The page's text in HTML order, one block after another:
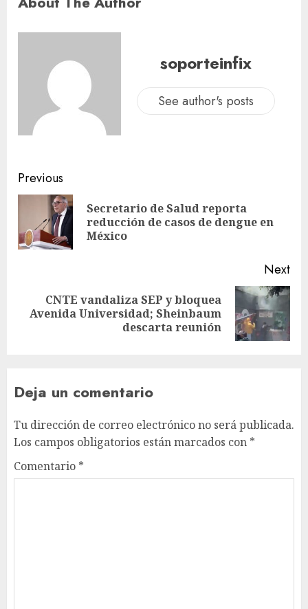
soporteinfix
See author's posts
Previous
Secretario de Salud reporta
reducción de casos de dengue en
México
Next
CNTE vandaliza SEP y bloquea
Avenida Universidad; Sheinbaum
descarta reunión
Deja un comentario
Tu dirección de correo electrónico no será publicada.
Los campos obligatorios están marcados con *
Comentario *